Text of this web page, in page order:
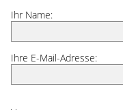
Ihr Name:
Ihre E-Mail-Adresse: